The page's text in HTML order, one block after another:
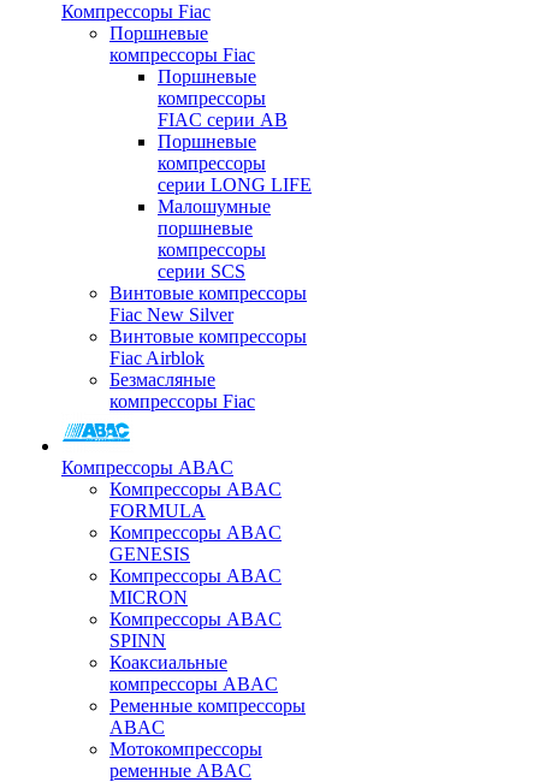
Компрессоры Fiac
Поршневые
компрессоры Fiac
Поршневые
компрессоры
FIAC серии AB
Поршневые
компрессоры
серии LONG LIFE
Малошумные
поршневые
компрессоры
серии SCS
Винтовые компрессоры
Fiac New Silver
Винтовые компрессоры
Fiac Airblok
Безмасляные
компрессоры Fiac
Компрессоры ABAC
Компрессоры ABAC
FORMULA
Компрессоры ABAC
GENESIS
Компрессоры ABAC
MICRON
Компрессоры ABAC
SPINN
Коаксиальные
компрессоры ABAC
Ременные компрессоры
ABAC
Мотокомпрессоры
ременные ABAC